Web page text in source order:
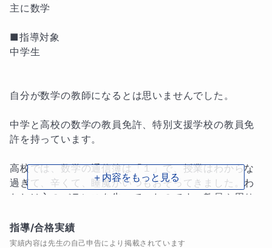
主に数学
■指導対象
中学生
自分が数学の教師になるとは思いませんでした。
中学と高校の数学の教員免許、特別支援学校の教員免
許を持っています。
高校では、数学の通信簿は「１」で、授業はわからな
過ぎて、辛くて、睡魔がいつもおそってきました。わ
たしは心のバランスを失っていたのです。教員や周り
24歳のとき、数学の塾に行きました。最初の日２，３
＋内容をもっと見る
指導/合格実績
実績内容は先生の自己申告により掲載されています